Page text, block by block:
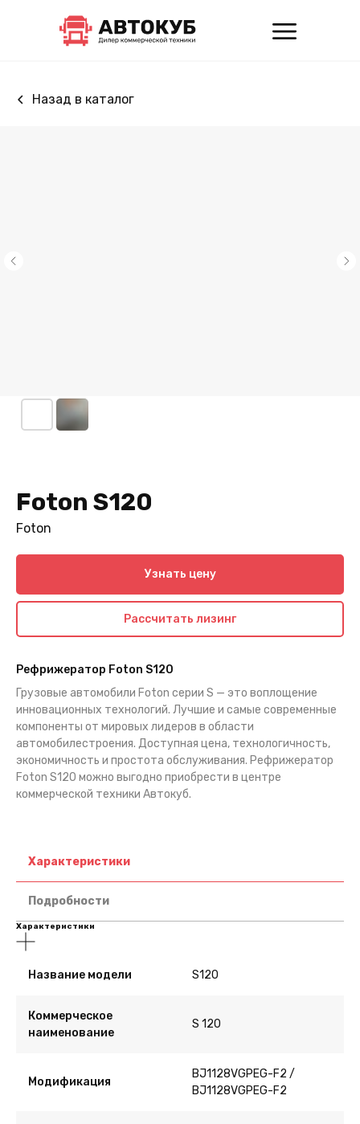
Назад в каталог
Foton S120
Foton
Узнать цену
Рассчитать лизинг
Рефрижератор Foton S120
Грузовые автомобили Foton серии S — это воплощение
инновационных технологий. Лучшие и самые современные
компоненты от мировых лидеров в области
автомобилестроения. Доступная цена, технологичность,
экономичность и простота обслуживания. Рефрижератор
Foton S120 можно выгодно приобрести в центре
коммерческой техники Автокуб.
Характеристики
Подробности
Характеристики
Название модели S120
Коммерческое
наименование
S 120
Модификация
BJ1128VGPEG-F2 /
BJ1128VGPEG-F2